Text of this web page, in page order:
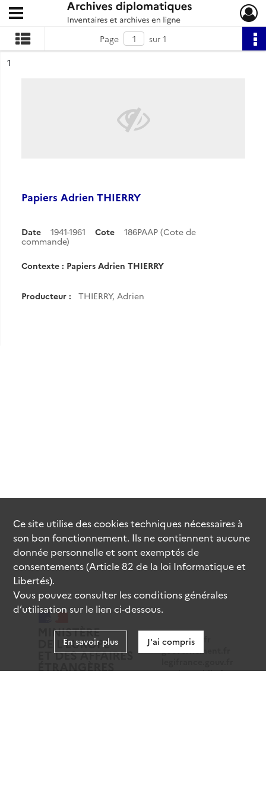
Archives diplomatiques
Ouvrir le menu déroulant
Page
sur 1
n°
1
Papiers Adrien THIERRY
Date 1941-1961 Cote
186PAAP (Cote de
commande)
Contexte : Papiers Adrien THIERRY
Producteur : THIERRY, Adrien
data.gouv.fr
gouvernement.fr
service-public.fr
Ce site utilise descookiestechniques nécessaires à
son bon fonctionnement. Ils ne contiennent aucune
donnée personnelle et sont exemptés de
consentements (Article 82 de la loi Informatique et
Libertés).
Vous pouvez consulter les conditions générales
d’utilisation sur le lien ci-dessous.
En savoir plus J'ai compris